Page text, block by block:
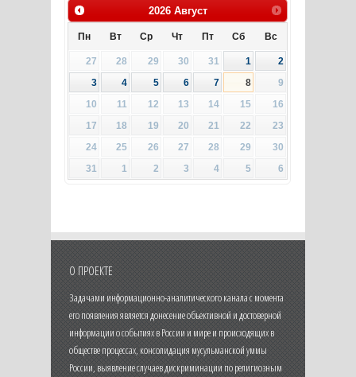
2026 Август
Пн Вт Ср Чт Пт Сб Вс
27 28 29 30 31 1
2
3
4 5 6 7 8
9
10
11 12 13 14 15
16
17
18 19 20 21 22
23
24
25 26 27 28 29
30
31
1 2 3 4 5 6
О ПРОЕКТЕ
Задачами информационно-аналитического канала с момента
его появления является донесение объективной и достоверной
информации о событиях в России и мире и происходящих в
обществе процессах, консолидация мусульманской уммы
России, выявление случаев дискриминации по религиозным